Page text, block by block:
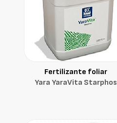
Fertilizante foliar
Yara YaraVita Starphos